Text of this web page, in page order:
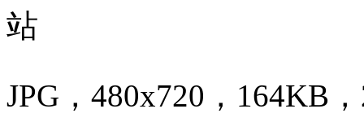
站
JPG，480x720，164KB